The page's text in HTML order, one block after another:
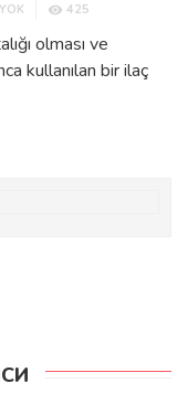
425
olması ve
kullanılan bir ilaç